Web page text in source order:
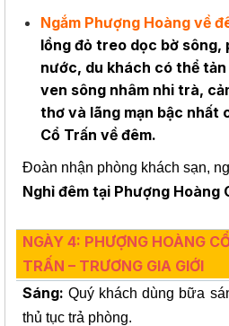
Ngắm Phượng Hoàng về
lồng đỏ treo dọc bờ sông,
nước, du khách có thể
ven sông nhâm nhi trà,
thơ và lãng mạn bậc nhất
Cổ Trấn về đêm.
Đoàn nhận phòng khách sạn,
Nghỉ đêm tại Phượng Hoàng
NGÀY 4: PHƯỢNG HOÀNG
TRẤN – TRƯƠNG GIA GIỚI
Sáng: Quý khách dùng bữa
thủ tục trả phòng.